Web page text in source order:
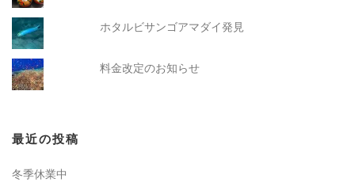
ホタルビサンゴアマダイ発見
料金改定のお知らせ
最近の投稿
冬季休業中